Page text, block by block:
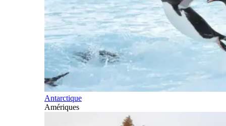
Antarctique
Amériques